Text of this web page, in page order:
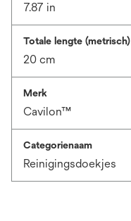
7.87 in
Totale lengte (metrisch)
20 cm
Merk
Cavilon™
Categorienaam
Reinigingsdoekjes